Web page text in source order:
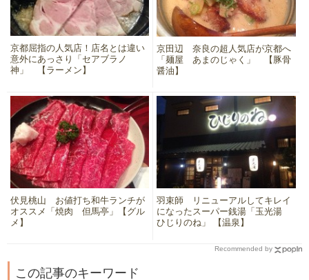
京都屈指の人気店！店名とは違い
意外にあっさり「セアブラノ
神」 【ラーメン】
京田辺 奈良の超人気店が京都へ
「麺屋 あまのじゃく」 【豚骨
醤油】
伏見桃山 お値打ち和牛ランチが
オススメ「焼肉 但馬亭」【グル
メ】
羽束師 リニューアルしてキレイ
になったスーパー銭湯「玉光湯
ひじりのね」 【温泉】
Recommended by
この記事のキーワード